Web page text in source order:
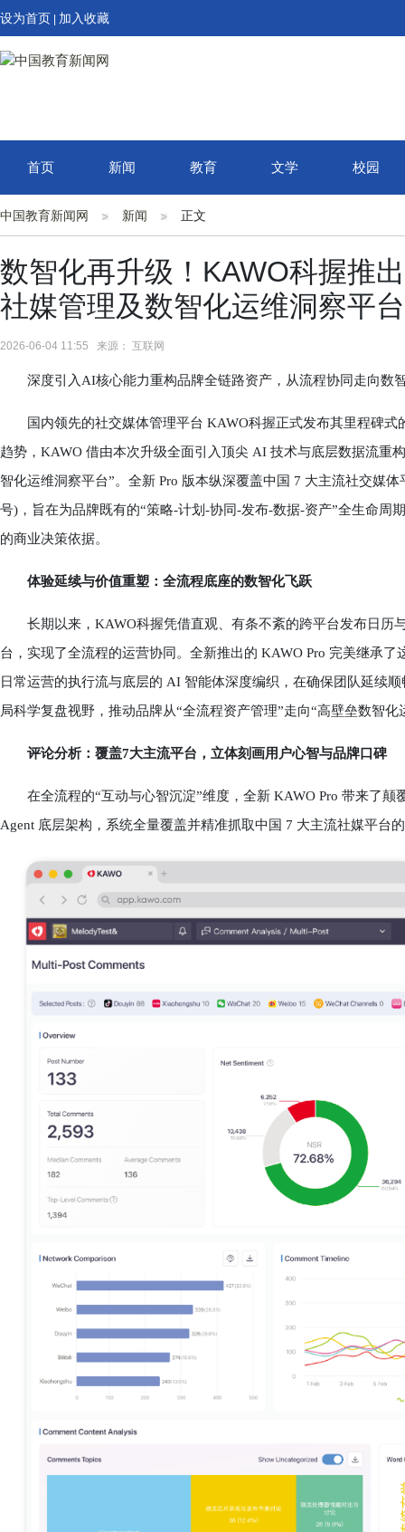
设为首页 加入收藏
首页 新闻 教育 文学 校园
中国教育新闻网 新闻 正文
数智化再升级！KAWO科握推
社媒管理及数智化运维洞察平
2026-06-04 11:55 来源： 互联网
深度引入AI核心能力重构品牌全链路资产，从流程协同走向数
国内领先的社交媒体管理平台 KAWO科握正式发布其里程碑式
趋势，KAWO 借由本次升级全面引入顶尖 AI 技术与底层数据流重
智化运维洞察平台”。全新 Pro 版本纵深覆盖中国 7 大主流社交媒
号)，旨在为品牌既有的“策略-计划-协同-发布-数据-资产”全生命周
的商业决策依据。
体验延续与价值重塑：全流程底座的数智化飞跃
长期以来，KAWO科握凭借直观、有条不紊的跨平台发布日历
台，实现了全流程的运营协同。全新推出的 KAWO Pro 完美继承
日常运营的执行流与底层的 AI 智能体深度编织，在确保团队延续
局科学复盘视野，推动品牌从“全流程资产管理”走向“高壁垒数智化
评论分析：覆盖7大主流平台，立体刻画用户心智与品牌口碑
在全流程的“互动与心智沉淀”维度，全新 KAWO Pro 带来了颠
Agent 底层架构，系统全量覆盖并精准抓取中国 7 大主流社媒平台